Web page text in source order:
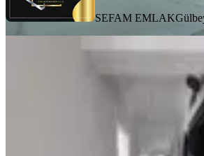
SEFAM EMLAK
Doğdu Emlak'tan
Lüx Yapıda 3+1
Keçiören, Aktepe
110 m² Düz Giriş